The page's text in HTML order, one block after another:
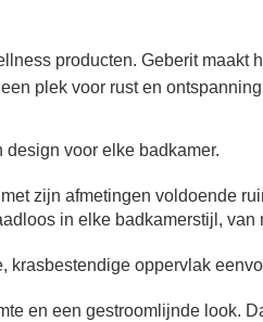
producten. Geberit maakt
plek voor rust en
voor elke badkamer.
zijn afmetingen voldoende
in elke badkamerstijl, van
krasbestendige oppervlak
en een gestroomlijnde look.